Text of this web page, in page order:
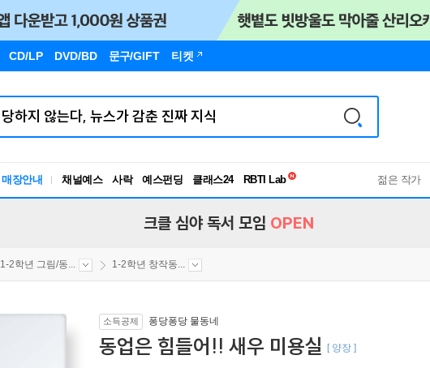
CD/LP DVD/BD 문구/GIFT 티켓
매장안내 채널예스 사락 예스펀딩 클래스24
독서유형검사
젊은 작가
크클 심야 독서 모임 OPEN
1-2학년 그림/동... 1-2학년 창작동...
소득공제 퐁당퐁당 물동네
동업은 힘들어!! 새우 미용실 [ 양장 ]